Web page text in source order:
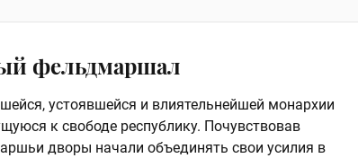
фельдмаршал
устоявшейся и влиятельнейшей монархии
к свободе республику. Почувствовав
дворы начали объединять свои усилия в